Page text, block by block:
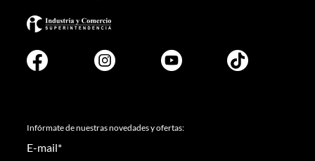
Infórmate de nuestras novedades y ofertas:
E-mail*